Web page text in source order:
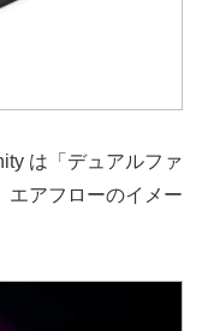
は「デュアルファ
エアフローのイメー